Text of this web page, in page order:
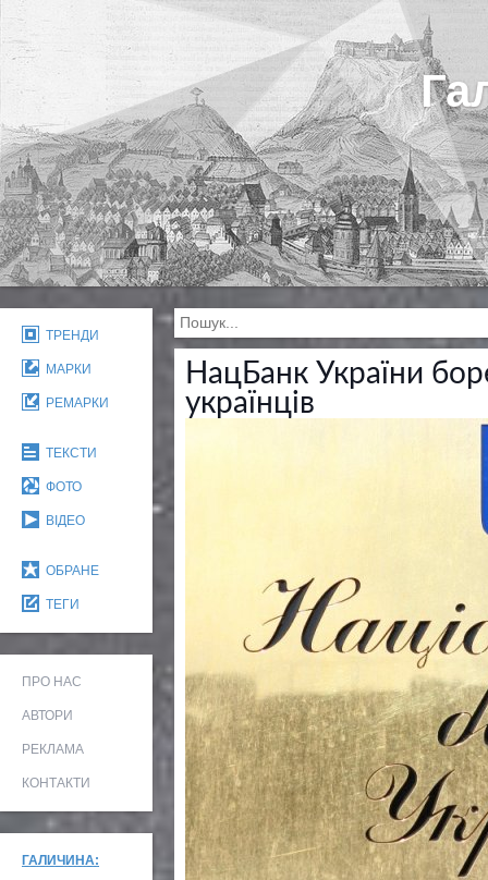
ТРЕНДИ
МАРКИ
РЕМАРКИ
ТЕКСТИ
ФОТО
ВІДЕО
ОБРАНЕ
ТЕГИ
ПРО НАС
АВТОРИ
РЕКЛАМА
КОНТАКТИ
ГАЛИЧИНА:
НацБанк України
українців